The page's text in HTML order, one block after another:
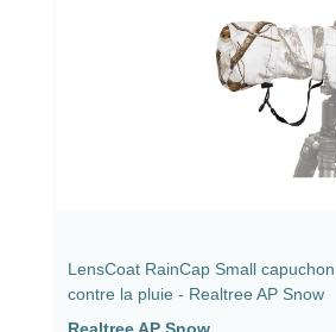
LensCoat RainCap Small
contre la pluie - Realtree AP Snow
Realtree AP Snow